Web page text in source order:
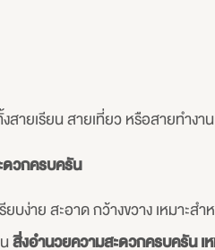
ายเรียน สายเที่ยว หรือสายทำงาน
วกครบครัน
บง่าย สะอาด กว้างขวาง เหมา
สิ่งอำนวยความสะดวกครบครัน เ